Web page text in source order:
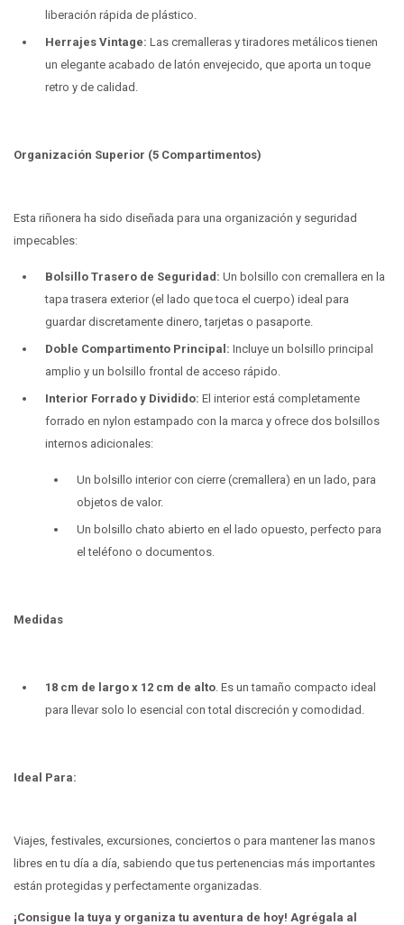
liberación rápida de plástico.
Herrajes Vintage: Las cremalleras y tiradores metálicos tienen
un elegante acabado de latón envejecido, que aporta un toque
retro y de calidad.
Organización Superior (5 Compartimentos)
Esta riñonera ha sido diseñada para una organización y seguridad
impecables:
Bolsillo Trasero de Seguridad: Un bolsillo con cremallera en la
tapa trasera exterior (el lado que toca el cuerpo) ideal para
guardar discretamente dinero, tarjetas o pasaporte.
Doble Compartimento Principal: Incluye un bolsillo principal
amplio y un bolsillo frontal de acceso rápido.
Interior Forrado y Dividido: El interior está completamente
forrado en nylon estampado con la marca y ofrece dos bolsillos
internos adicionales:
Un bolsillo interior con cierre (cremallera) en un lado, para
objetos de valor.
Un bolsillo chato abierto en el lado opuesto, perfecto para
el teléfono o documentos.
Medidas
18 cm de largo x 12 cm de alto. Es un tamaño compacto ideal
para llevar solo lo esencial con total discreción y comodidad.
Ideal Para:
Viajes, festivales, excursiones, conciertos o para mantener las manos
libres en tu día a día, sabiendo que tus pertenencias más importantes
están protegidas y perfectamente organizadas.
¡Consigue la tuya y organiza tu aventura de hoy! Agrégala al